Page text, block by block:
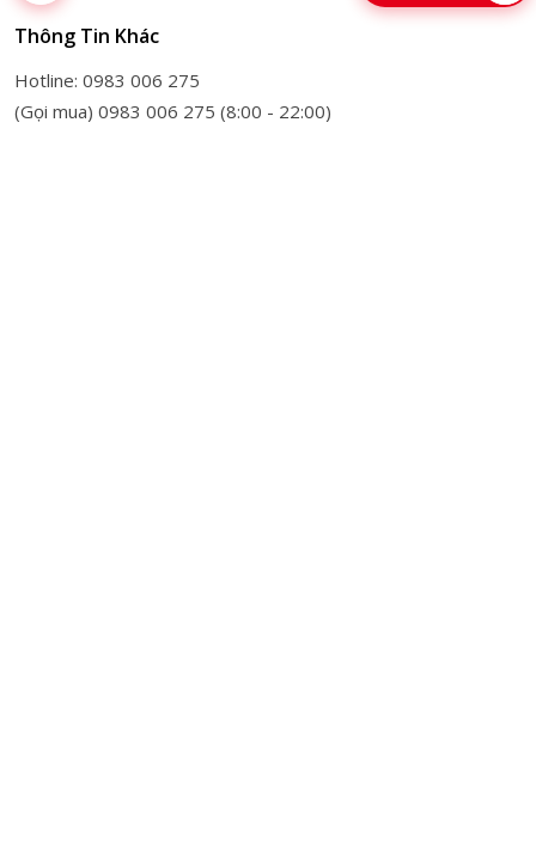
Thông Tin Khác
Hotline: 0983 006 275
(Gọi mua) 0983 006 275 (8:00 - 22:00)